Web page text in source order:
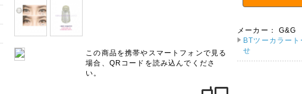
この商品を携帯やスマートフォンで見る
場合、QRコードを読み込んでくださ
い。
メーカー：
G&G
BTツーカラー
せ